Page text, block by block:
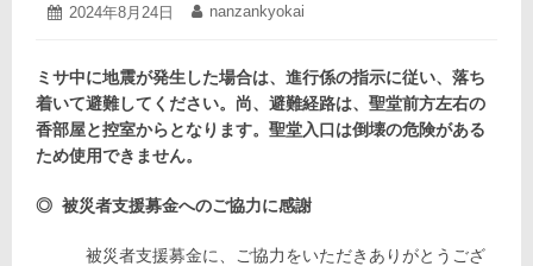
投
2024年8月24日
2024
月
24
日
投
nanzankyokai
ミサ中に地震が発生した場合は、進行係の指示に従い、落ち
着いて避難してください。尚、避難経路は、聖堂前方左右の
香部屋と控室からとなります。聖堂入口は倒壊の危険がある
ため使用できません。
◎ 被災者支援募金へのご協力に感謝
被災者支援募金に、ご協力をいただきありがとうござ